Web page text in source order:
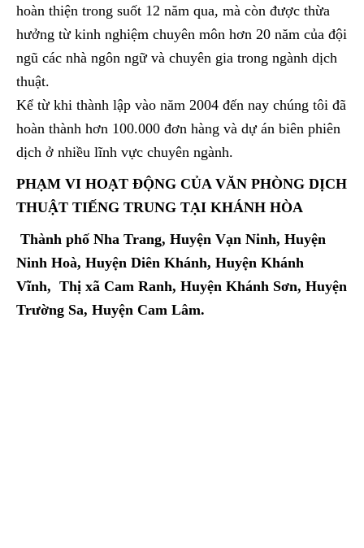
hoàn thiện trong suốt 12 năm qua, mà còn được thừa
hưởng từ kinh nghiệm chuyên môn hơn 20 năm của đội
ngũ các nhà ngôn ngữ và chuyên gia trong ngành dịch
thuật.
Kể từ khi thành lập vào năm 2004 đến nay chúng tôi đã
hoàn thành hơn 100.000 đơn hàng và dự án biên phiên
dịch ở nhiều lĩnh vực chuyên ngành.
PHẠM VI HOẠT ĐỘNG CỦA VĂN PHÒNG DỊCH
THUẬT TIẾNG TRUNG TẠI KHÁNH HÒA
Thành phố Nha Trang, Huyện Vạn Ninh, Huyện
Ninh Hoà, Huyện Diên Khánh, Huyện Khánh
Vĩnh, Thị xã Cam Ranh, Huyện Khánh Sơn, Huyện
Trường Sa, Huyện Cam Lâm.